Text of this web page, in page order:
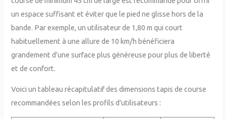
un espace suffisant et éviter que le pied ne glisse hors de la
bande. Par exemple, un utilisateur de 1,80 m qui court
habituellement à une allure de 10 km/h bénéficiera
grandement d’une surface plus généreuse pour plus de liberté
et de confort.
Voici un tableau récapitulatif des dimensions tapis de course
recommandées selon les profils d’utilisateurs :